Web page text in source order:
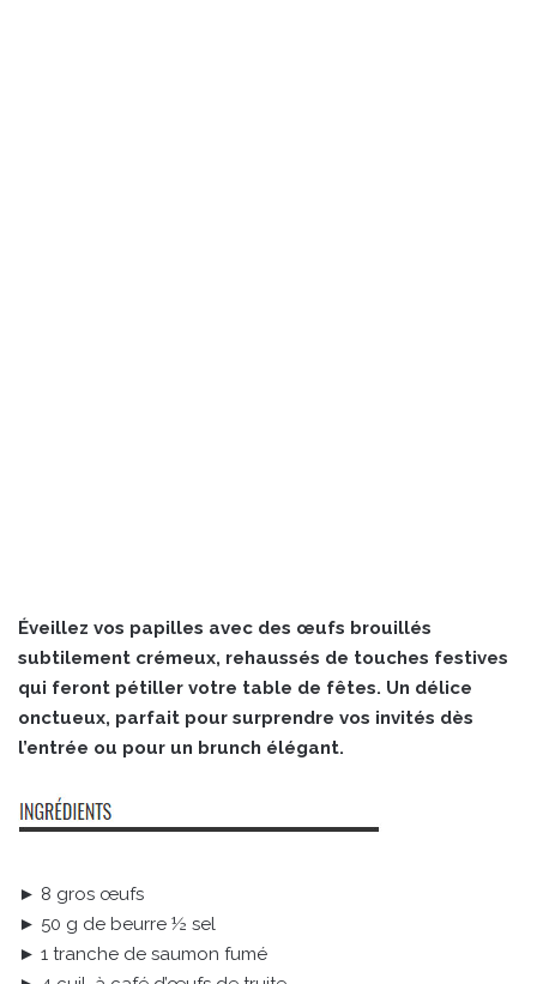
Éveillez vos papilles avec des œufs brouillés
subtilement crémeux, rehaussés de touches festives
qui feront pétiller votre table de fêtes. Un délice
onctueux, parfait pour surprendre vos invités dès
l’entrée ou pour un brunch élégant.
► 8 gros œufs
► 50 g de beurre ½ sel
► 1 tranche de saumon fumé